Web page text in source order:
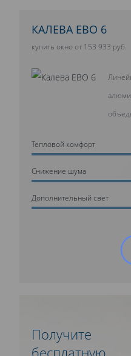
КАЛЕВА ЕВО 6
купить окно от 153 933 руб.
Тепловой комфорт
Cнижение шума
Дополнительный свет
Получите